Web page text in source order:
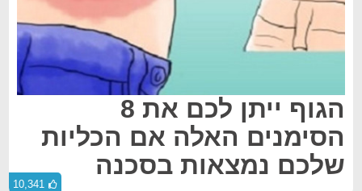
הגוף ייתן לכם את 8
הסימנים האלה אם הכליות
שלכם נמצאות בסכנה
10,341